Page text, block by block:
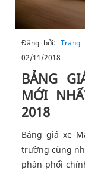
Đăng bởi: Trang
02/11/2018
BẢNG
MỚI
2018
Bảng giá xe
trường cùng
phân phối